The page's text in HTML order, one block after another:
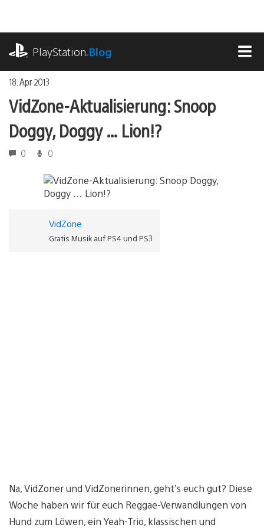
springen
PlayStation.Blog
18. Apr 2013
VidZone-Aktualisierung: Snoop
Doggy, Doggy … Lion!?
0 0
VidZone
Gratis Musik auf PS4 und PS3
Na, VidZoner und VidZonerinnen, geht’s euch gut? Diese
Woche haben wir für euch Reggae-Verwandlungen von
Hund zum Löwen, ein Yeah-Trio, klassischen und